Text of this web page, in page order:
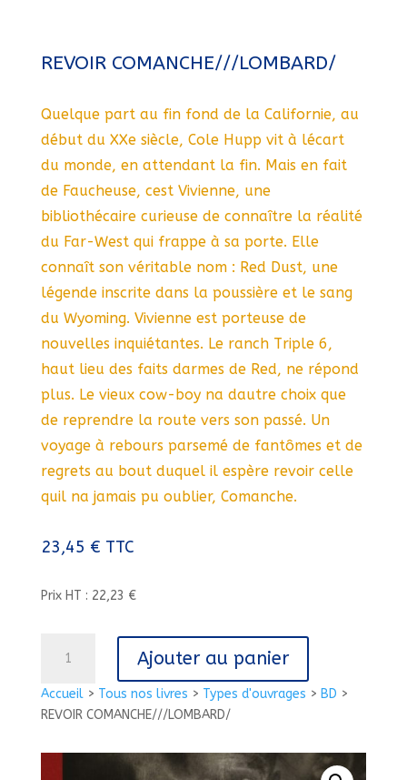
Accueil> Tous nos livres > Types d'ouvrages > BD >
REVOIR COMANCHE///LOMBARD/
REVOIR COMANCHE///LOMBARD/
Quelque part au fin fond de la Californie, au
début du XXe siècle, Cole Hupp vit à lécart
du monde, en attendant la fin. Mais en fait
de Faucheuse, cest Vivienne, une
bibliothécaire curieuse de connaître la réalité
du Far-West qui frappe à sa porte. Elle
connaît son véritable nom : Red Dust, une
légende inscrite dans la poussière et le sang
du Wyoming. Vivienne est porteuse de
nouvelles inquiétantes. Le ranch Triple 6,
haut lieu des faits darmes de Red, ne répond
plus. Le vieux cow-boy na dautre choix que
de reprendre la route vers son passé. Un
voyage à rebours parsemé de fantômes et de
regrets au bout duquel il espère revoir celle
quil na jamais pu oublier, Comanche.
23,45 € TTC
Prix HT : 22,23 €
REVOIR
COMANCHE///LOMBARD/
Ajouter au panier